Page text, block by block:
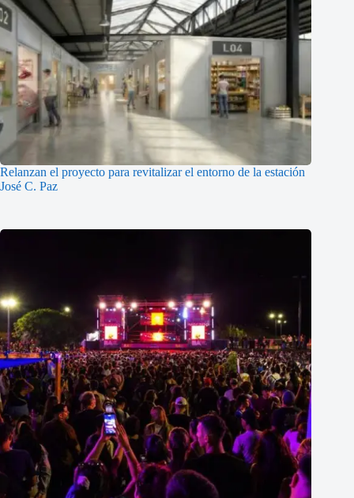
Relanzan el proyecto para revitalizar el entorno de la estación
José C. Paz